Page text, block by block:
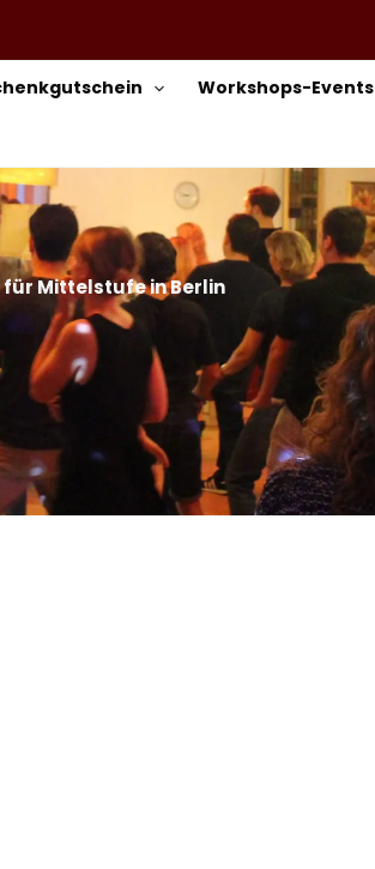
Workshops-Events
Mittelstufe in Berlin